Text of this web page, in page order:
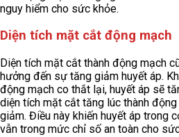
nguy hiểm cho sức khỏe.
Diện tích mặt cắt động mạch
Diện tích mặt cắt thành động mạch
hưởng đến sự tăng giảm huyết áp.
động mạch co thắt lại, huyết áp sẽ
diện tích mặt cắt tăng lúc thành
giảm. Điều này khiến huyết áp trong
vẫn trong mức chỉ số an toàn cho